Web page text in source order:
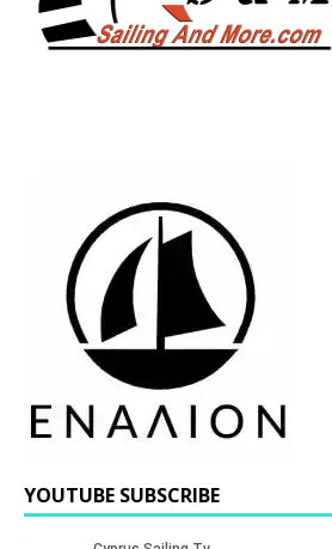
YOUTUBE SUBSCRIBE